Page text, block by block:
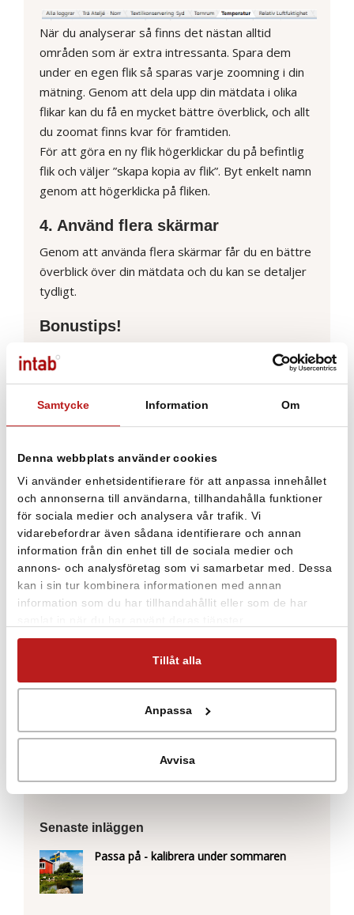
Samtycke Information Om
Denna webbplats använder cookies
Vi använder enhetsidentifierare för att anpassa innehållet
och annonserna till användarna, tillhandahålla funktioner
för sociala medier och analysera vår trafik. Vi
vidarebefordrar även sådana identifierare och annan
information från din enhet till de sociala medier och
annons- och analysföretag som vi samarbetar med. Dessa
kan i sin tur kombinera informationen med annan
information som du har tillhandahållit eller som de har
Tillåt alla
Anpassa
Avvisa
När du analyserar så finns det nästan alltid
områden som är extra intressanta. Spara dem
under en egen flik så sparas varje zoomning i din
mätning. Genom att dela upp din mätdata i olika
flikar kan du få en mycket bättre överblick, och allt
du zoomat finns kvar för framtiden.
För att göra en ny flik högerklickar du på befintlig
flik och väljer ”skapa kopia av flik”. Byt enkelt namn
genom att högerklicka på fliken.
4. Använd flera skärmar
Genom att använda flera skärmar får du en bättre
överblick över din mätdata och du kan se detaljer
tydligt.
Bonustips!
Vill du ha mer hjälp för att optimera just din
mätning rekommenderar vi våra
behov och förutsättningar.
Med personlig vägledning kommer du snabbt hitta
bästa vägen till den analys som du önskar.
genomgång, och kan istället fokusera på
resultatet.
“EasyView är ett helt suveränt verktyg för att
hitta samband”
Läs mer om vad Magnus Andersson, IT-
Samordnare, tycker om EasyView.
Senaste inläggen
Passa på - kalibrera under sommaren